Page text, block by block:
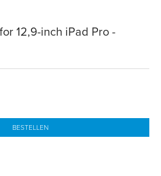
12,9-inch iPad Pro -
BESTELLEN